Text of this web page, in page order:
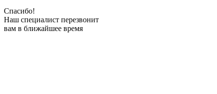
Спасибо!
Наш специалист перезвонит
вам в ближайшее время